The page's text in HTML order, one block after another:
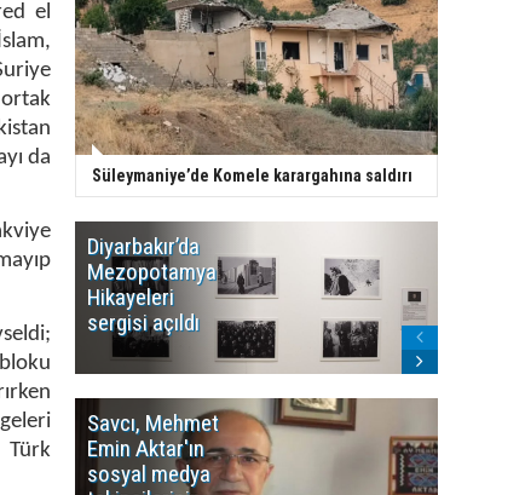
el
da
Türk
Süleymaniye’de Komele karargahına saldırı
Diyarbakır’da
Mezopotamya
Hikayeleri
sergisi açıldı
Savcı, Mehmet
Emin Aktar'ın
sosyal medya